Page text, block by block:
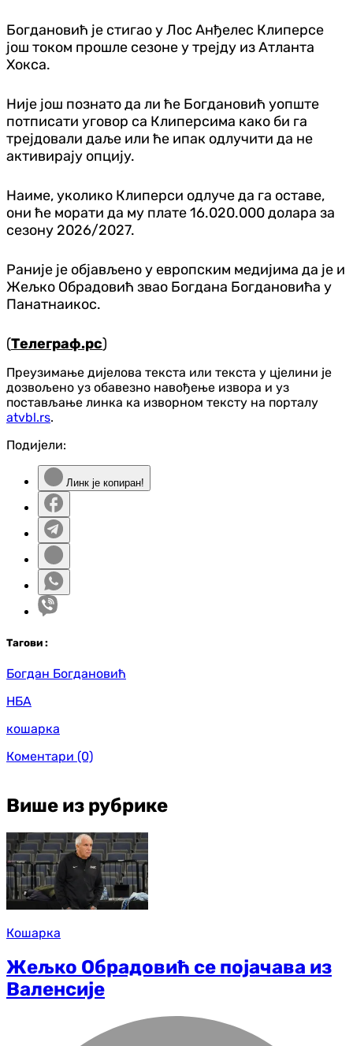
Богдановић је стигао у Лос Анђелес Клиперсе
још током прошле сезоне у трејду из Атланта
Хокса.
Није још познато да ли ће Богдановић уопште
потписати уговор са Клиперсима како би га
трејдовали даље или ће ипак одлучити да не
активирају опцију.
Наиме, уколико Клиперси одлуче да га оставе,
они ће морати да му плате 16.020.000 долара за
сезону 2026/2027.
Раније је објављено у европским медијима да је и
Жељко Обрадовић звао Богдана Богдановића у
Панатнаикос.
(Телеграф.рс)
Преузимање дијелова текста или текста у цјелини је
дозвољено уз обавезно навођење извора и уз
постављање линка ка изворном тексту на порталу
atvbl.rs.
Подијели:
Линк је копиран!
Тагови :
Богдан Богдановић
НБА
кошарка
Коментари (0)
Више из рубрике
Кошарка
Жељко Обрадовић се појачава из
Валенсије